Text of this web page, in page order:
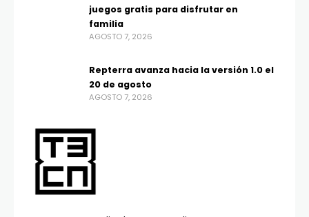
juegos gratis para disfrutar en
familia
AGOSTO 7, 2026
Repterra avanza hacia la versión 1.0 el
20 de agosto
AGOSTO 7, 2026